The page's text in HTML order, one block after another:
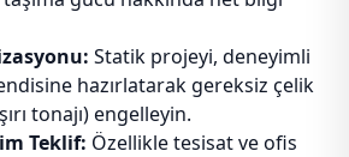
Statik projeyi, deneyimli
hazırlatarak gereksiz çelik
tonajı) engelleyin.
Teklif: Özellikle tesisat ve ofis